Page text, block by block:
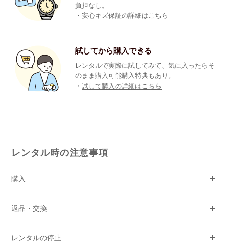
負担なし。
・安心キズ保証の詳細はこちら
試してから購入できる
レンタルで実際に試してみて、気に入ったらそ
のまま購入可能購入特典もあり。
・試して購入の詳細はこちら
レンタル時の注意事項
購入
返品・交換
レンタルの停止